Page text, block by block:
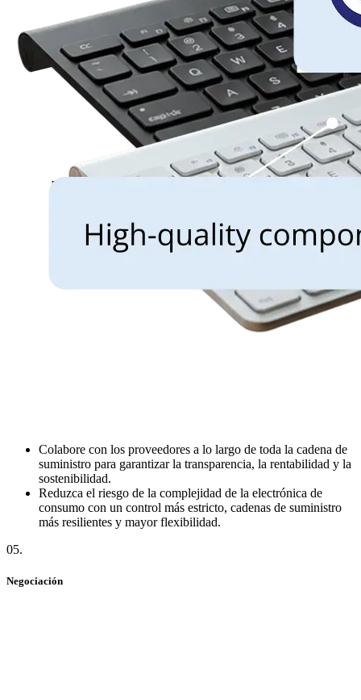
Colabore con los proveedores a lo largo de toda la cadena de
suministro para garantizar la transparencia, la rentabilidad y la
sostenibilidad.
Reduzca el riesgo de la complejidad de la electrónica de
consumo con un control más estricto, cadenas de suministro
más resilientes y mayor flexibilidad.
05.
Negociación